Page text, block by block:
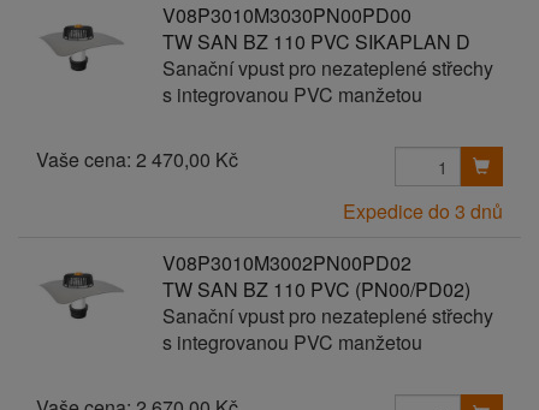
V08P3010M3030PN00PD00
TW SAN BZ 110 PVC SIKAPLAN D
Sanační vpust pro nezateplené střechy
s integrovanou PVC manžetou
Vaše cena: 2 470,00 Kč
Expedice do 3 dnů
V08P3010M3002PN00PD02
TW SAN BZ 110 PVC (PN00/PD02)
Sanační vpust pro nezateplené střechy
s integrovanou PVC manžetou